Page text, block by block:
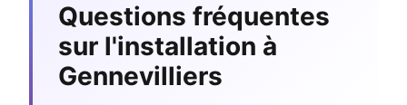
Questions fréquentes
sur l'installation à
Gennevilliers